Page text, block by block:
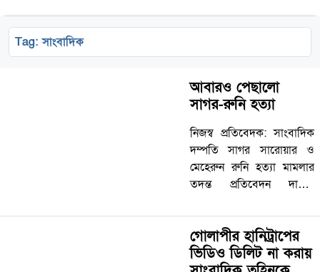
Tag:সাংবাদিক
আবারও পেছালো
সাগর-রুনি হত্যা
নিজস্ব প্রতিবেদক: সাংবাদিক
দম্পতি সাগর সারোয়ার ও
মেহেরুন রুনি হত্যা মামলার
তদন্ত প্রতিবেদন দাখিল
দিন ধার্য করেছেন আদালত। এ
নিয়ে এ মামলার তদন্ত
প্রতিবেদন দাখিল ১২০…
গোলাপীর হানিট্রাপের
ভিডিও ডিলিট না করায়